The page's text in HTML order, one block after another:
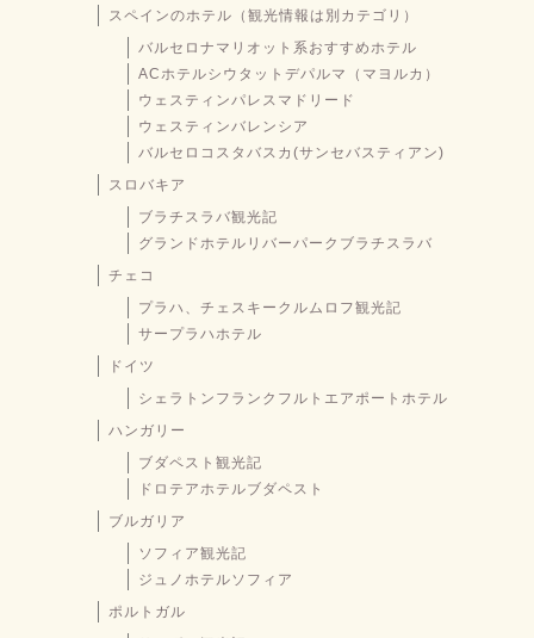
スペインのホテル（観光情報は別カテゴリ）
バルセロナマリオット系おすすめホテル
ACホテルシウタットデパルマ（マヨルカ）
ウェスティンパレスマドリード
ウェスティンバレンシア
バルセロコスタバスカ(サンセバスティアン)
スロバキア
ブラチスラバ観光記
グランドホテルリバーパークブラチスラバ
チェコ
プラハ、チェスキークルムロフ観光記
サープラハホテル
ドイツ
シェラトンフランクフルトエアポートホテル
ハンガリー
ブダペスト観光記
ドロテアホテルブダペスト
ブルガリア
ソフィア観光記
ジュノホテルソフィア
ポルトガル